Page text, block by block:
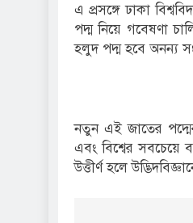
এ প্রসঙ্গে ঢাকা
পদ্ম নিয়ে গবেষণা
হলুদ পদ্ম হবে অনন্য
নতুন এই জাতের পদ্মের
এবং বিশ্বের সবচেয়ে
উত্তীর্ণ হলে